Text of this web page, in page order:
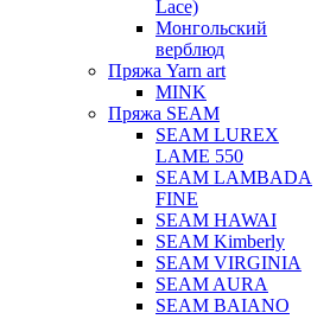
Lace)
Монгольский
верблюд
Пряжа Yarn art
MINK
Пряжа SEAM
SEAM LUREX
LAME 550
SEAM LAMBADA
FINE
SEAM HAWAI
SEAM Kimberly
SEAM VIRGINIA
SEAM AURA
SEAM BAIANO